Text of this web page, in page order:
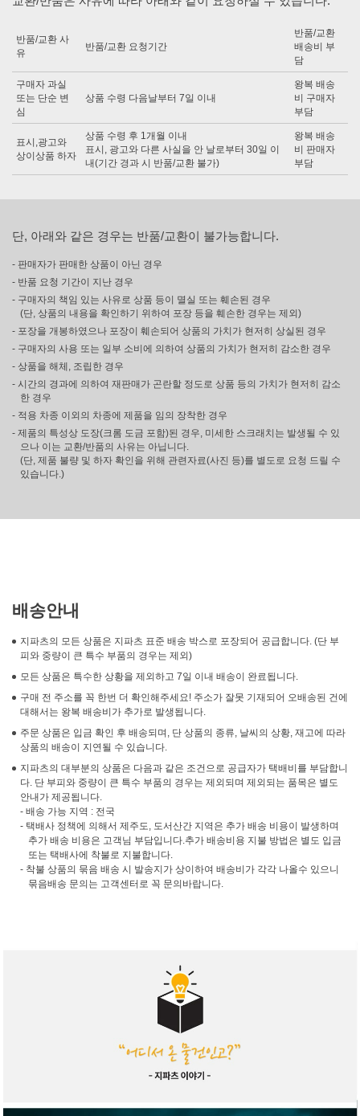
반품/교환 사
유
반품/교환 요청기간
반품/교환
배송비 부
담
구매자 과실
또는 단순 변
심
상품 수령 다음날부터 7일 이내
왕복 배송
비 구매자
부담
표시,광고와
상이상품 하자
상품 수령 후 1개월 이내
표시, 광고와 다른 사실을 안 날로부터 30일 이
내(기간 경과 시 반품/교환 불가)
왕복 배송
비 판매자
부담
단, 아래와 같은 경우는 반품/교환이 불가능합니다.
- 판매자가 판매한 상품이 아닌 경우
- 반품 요청 기간이 지난 경우
- 구매자의 책임 있는 사유로 상품 등이 멸실 또는 훼손된 경우
(단, 상품의 내용을 확인하기 위하여 포장 등을 훼손한 경우는 제외)
- 포장을 개봉하였으나 포장이 훼손되어 상품의 가치가 현저히 상실된 경우
- 구매자의 사용 또는 일부 소비에 의하여 상품의 가치가 현저히 감소한 경우
- 상품을 해체, 조립한 경우
- 시간의 경과에 의하여 재판매가 곤란할 정도로 상품 등의 가치가 현저히 감소
한 경우
- 적용 차종 이외의 차종에 제품을 임의 장착한 경우
- 제품의 특성상 도장(크롬 도금 포함)된 경우, 미세한 스크래치는 발생될 수 있
으나 이는 교환/반품의 사유는 아닙니다.
(단, 제품 불량 및 하자 확인을 위해 관련자료(사진 등)를 별도로 요청 드릴 수
있습니다.)
배송안내
지파츠의 모든 상품은 지파츠 표준 배송 박스로 포장되어 공급합니다. (단 부
피와 중량이 큰 특수 부품의 경우는 제외)
모든 상품은 특수한 상황을 제외하고 7일 이내 배송이 완료됩니다.
구매 전 주소를 꼭 한번 더 확인해주세요! 주소가 잘못 기재되어 오배송된 건에
대해서는 왕복 배송비가 추가로 발생됩니다.
주문 상품은 입금 확인 후 배송되며, 단 상품의 종류, 날씨의 상황, 재고에 따라
상품의 배송이 지연될 수 있습니다.
지파츠의 대부분의 상품은 다음과 같은 조건으로 공급자가 택배비를 부담합니
다. 단 부피와 중량이 큰 특수 부품의 경우는 제외되며 제외되는 품목은 별도
안내가 제공됩니다.
- 배송 가능 지역 : 전국
- 택배사 정책에 의해서 제주도, 도서산간 지역은 추가 배송 비용이 발생하며
추가 배송 비용은 고객님 부담입니다.추가 배송비용 지불 방법은 별도 입금
또는 택배사에 착불로 지불합니다.
- 착불 상품의 묶음 배송 시 발송지가 상이하여 배송비가 각각 나올수 있으니
묶음배송 문의는 고객센터로 꼭 문의바랍니다.